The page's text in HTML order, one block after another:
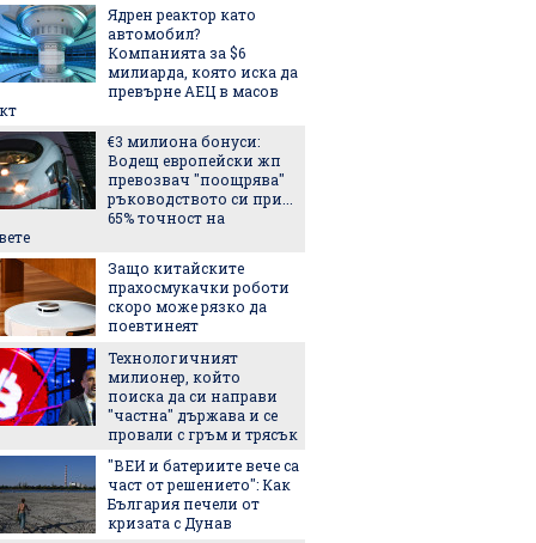
Ядрен реактор като
автомобил?
Компанията за $6
милиарда, която иска да
превърне АЕЦ в масов
€3 милиона бонуси:
Водещ европейски жп
превозвач "поощрява"
ръководството си при...
65% точност на
Защо китайските
прахосмукачки роботи
скоро може рязко да
поевтинеят
Технологичният
милионер, който
поиска да си направи
"частна" държава и се
провали с гръм и трясък
"ВЕИ и батериите вече са
част от решението": Как
България печели от
кризата с Дунав